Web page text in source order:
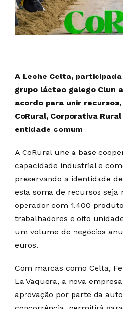
A Leche Celta,
grupo lácteo galego Clun
acordo para unir
CoRural, Corporativa
entidade comum
A CoRural une a base
capacidade industrial e
preservando a identidade
esta soma de recursos
operador com 1.400
trabalhadores e oito
um volume de negócios
euros.
Com marcas como Celta,
La Vaquera, a nova
aprovação por parte da